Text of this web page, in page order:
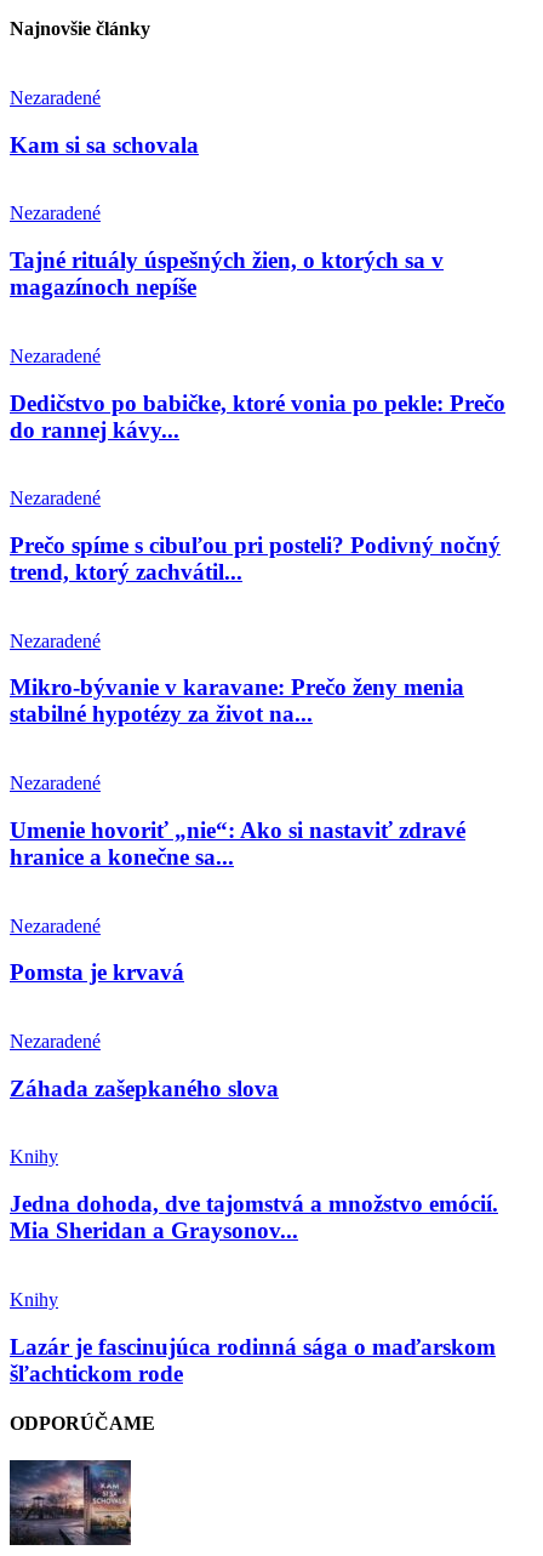
Najnovšie články
Nezaradené
Kam si sa schovala
Nezaradené
Tajné rituály úspešných žien, o ktorých sa v
magazínoch nepíše
Nezaradené
Dedičstvo po babičke, ktoré vonia po pekle: Prečo
do rannej kávy...
Nezaradené
Prečo spíme s cibuľou pri posteli? Podivný nočný
trend, ktorý zachvátil...
Nezaradené
Mikro-bývanie v karavane: Prečo ženy menia
stabilné hypotézy za život na...
Nezaradené
Umenie hovoriť „nie“: Ako si nastaviť zdravé
hranice a konečne sa...
Nezaradené
Pomsta je krvavá
Nezaradené
Záhada zašepkaného slova
Knihy
Jedna dohoda, dve tajomstvá a množstvo emócií.
Mia Sheridan a Graysonov...
Knihy
Lazár je fascinujúca rodinná sága o maďarskom
šľachtickom rode
ODPORÚČAME